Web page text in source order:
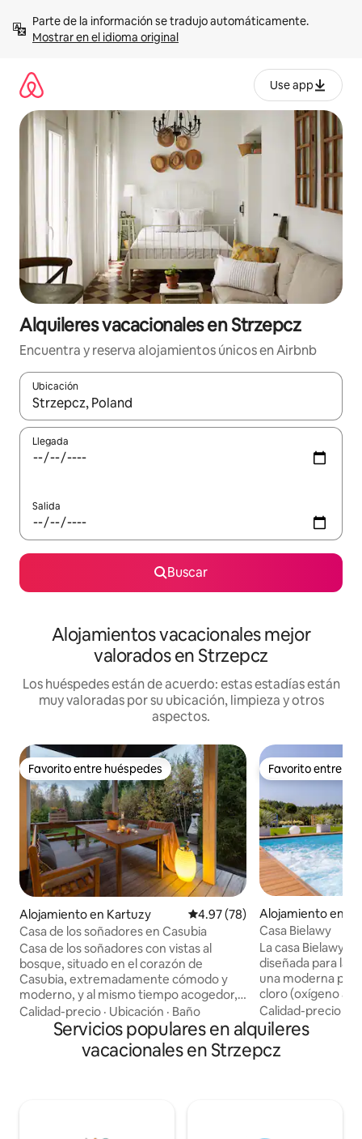
contenidoMostrar en el idioma original
Use app
Alquileres vacacionales en Strzepcz
Encuentra y reserva alojamientos únicos en Airbnb
Ubicación
Cuando los resultados estén disponibles, navega con las
Llegada
Salida
Buscar
Alojamientos vacacionales mejor
valorados en Strzepcz
Los huéspedes están de acuerdo: estas estadías están
muy valoradas por su ubicación, limpieza y otros
aspectos.
Favorito entre huéspedes
Favorito entre huéspedes
Alojamiento en Kartuzy Calificación promedio: 4.97 de
4.97 (78)
Casa de los soñadores en Casubia
Casa de los soñadores con vistas al
bosque, situado en el corazón de
Casubia, extremadamente cómodo y
moderno, y al mismo tiempo acogedor,
en el que los muebles y telas
cuidadosamente seleccionados te
permitirán relajarte y descansar. Casa
acogedora para los niños gracias a los
Calidad-precio · Ubicación · Baño
Favorito entre
Favorito entre
Alojamiento en
Casa Bielawy
La casa Bielawy
diseñada para la
una moderna
cloro (oxígeno
masajes, un
una sauna de alta
jardín incluye un
ping pong, barras
Calidad-precio
Servicios populares en alquileres
vacacionales en Strzepcz